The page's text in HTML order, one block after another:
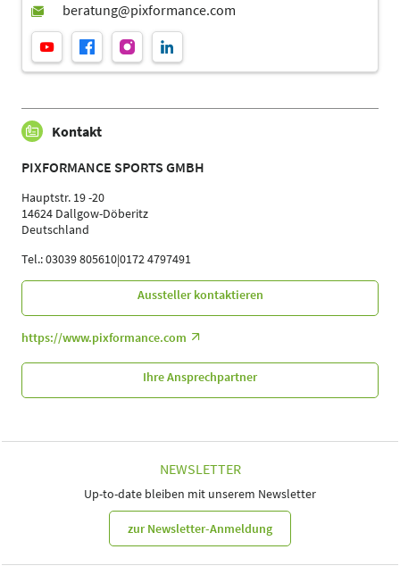
Kontakt
PIXFORMANCE SPORTS GMBH
Hauptstr. 19 -20
14624 Dallgow-Döberitz
Deutschland
Tel.: 03039 805610|0172 4797491
Aussteller kontaktieren
https://www.pixformance.com
Ihre Ansprechpartner
NEWSLETTER
Up-to-date bleiben mit unserem Newsletter
zur Newsletter-Anmeldung